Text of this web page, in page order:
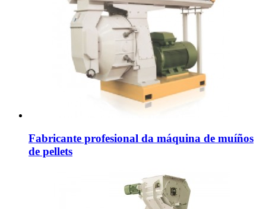
Fabricante profesional da máquina de muíños
de pellets